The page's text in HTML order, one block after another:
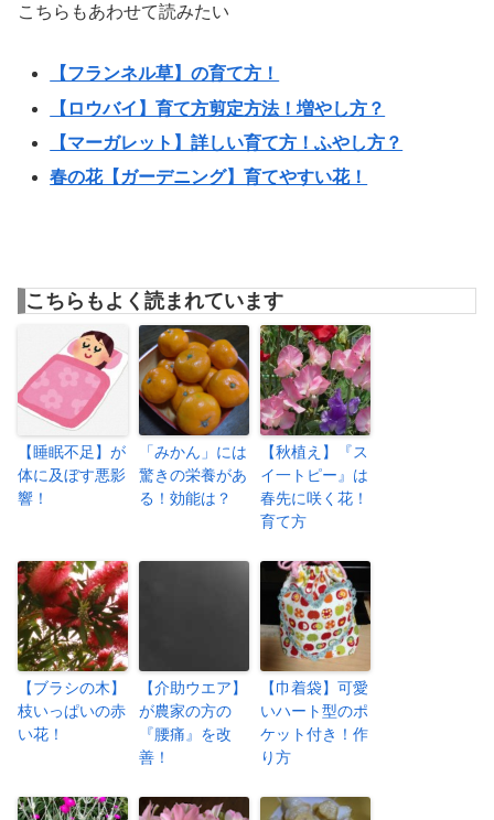
こちらもあわせて読みたい
【フランネル草】の育て方！
【ロウバイ】育て方剪定方法！増やし方？
【マーガレット】詳しい育て方！ふやし方？
春の花【ガーデニング】育てやすい花！
こちらもよく読まれています
【睡眠不足】が
体に及ぼす悪影
響！
「みかん」には
驚きの栄養があ
る！効能は？
【秋植え】『ス
イ一トピー』は
春先に咲く花！
育て方
【ブラシの木】
枝いっぱいの赤
い花！
【介助ウエア】
が農家の方の
『腰痛』を改
善！
【巾着袋】可愛
いハート型のポ
ケット付き！作
り方